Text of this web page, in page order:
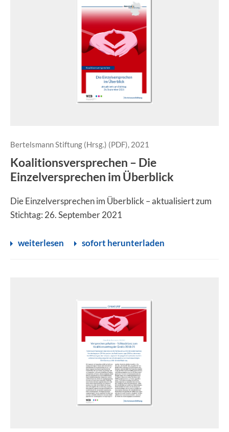
Bertelsmann Stiftung (Hrsg.) (PDF), 2021
Koalitionsversprechen – Die
Einzelversprechen im Überblick
Die Einzelversprechen im Überblick – aktualisiert zum
Stichtag: 26. September 2021
weiterlesen sofort herunterladen